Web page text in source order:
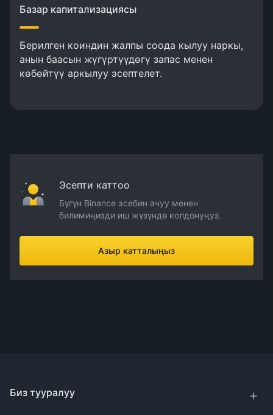
Базар капитализациясы
Берилген коиндин жалпы соода кылуу наркы,
анын баасын жүгүртүүдөгү запас менен
көбөйтүү аркылуу эсептелет.
Эсепти каттоо
Бүгүн Binance эсебин ачуу менен
билимиңизди иш жүзүндө колдонуңуз.
Азыр катталыңыз
Биз тууралуу